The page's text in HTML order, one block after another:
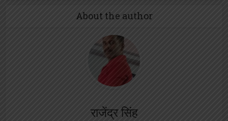
About the author
राजेंद्र सिंह